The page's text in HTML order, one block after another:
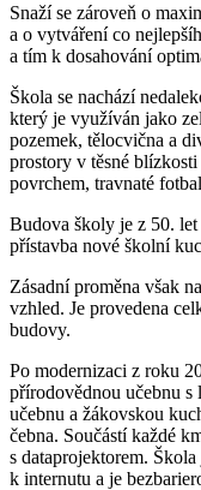
Snaží se zároveň o
a o vytváření co
a tím k dosahování
Škola se nachází
který je využíván jako
pozemek, tělocvična a
prostory v těsné
povrchem, travnaté
Budova školy je z 50.
přístavba nové školní
Zásadní proměna však
vzhled. Je provedena
budovy.
Po modernizaci z roku
přírodovědnou učebnu s
učebnu a žákovskou
čebna. Součástí každé
s dataprojektorem.
k internutu a je